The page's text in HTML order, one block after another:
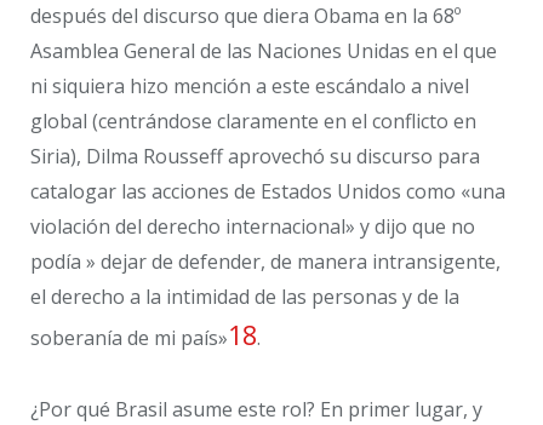
después del discurso que diera Obama en la 68º
Asamblea General de las Naciones Unidas en el que
ni siquiera hizo mención a este escándalo a nivel
global (centrándose claramente en el conflicto en
Siria), Dilma Rousseff aprovechó su discurso para
catalogar las acciones de Estados Unidos como «una
violación del derecho internacional» y dijo que no
podía » dejar de defender, de manera intransigente,
el derecho a la intimidad de las personas y de la
soberanía de mi país»18.
¿Por qué Brasil asume este rol? En primer lugar, y